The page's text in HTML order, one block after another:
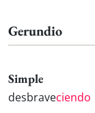
Gerundio
Simple
desbraveciendo